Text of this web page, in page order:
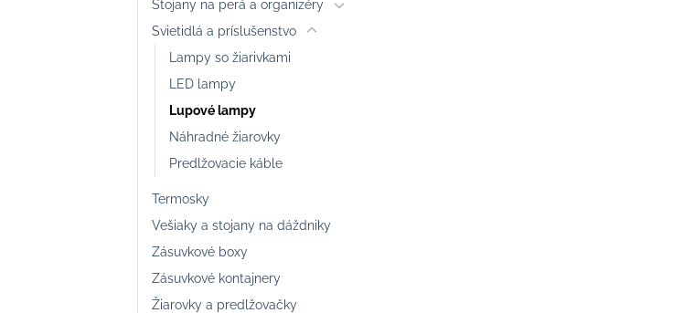
Stojany na perá a organizéry
Svietidlá a príslušenstvo
Lampy so žiarivkami
LED lampy
Lupové lampy
Náhradné žiarovky
Predlžovacie káble
Termosky
Vešiaky a stojany na dáždniky
Zásuvkové boxy
Zásuvkové kontajnery
Žiarovky a predlžovačky